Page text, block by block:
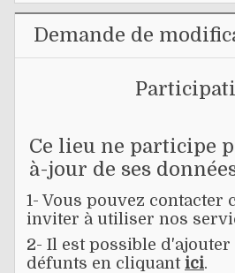
Demande de
Ce lieu ne participe
à-jour de ses
1- Vous pouvez contacter
inviter à utiliser nos
2- Il est possible
défunts en cliquant ici.